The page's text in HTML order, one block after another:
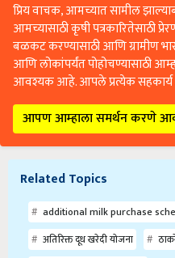
प्रिय वाचक, आमच्यात सामील
आमच्यासाठी कृषी पत्रकारितेसाठी
बळकट करण्यासाठी आणि ग्रामीण
आणि लोकांपर्यंत पोहोचण्यासाठी
आवश्यक आहे. आपले प्रत्येक सहकार्य
आपण आम्हाला समर्थन करणे
Related Topics
additional milk purchase
अतिरिक्त दूध खरेदी योजना